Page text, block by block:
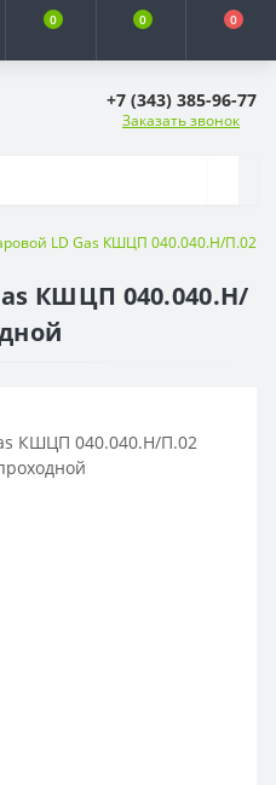
0 0 0
+7 (343) 385-96-77
Заказать звонок
LD Gas КШЦП 040.040.Н/П.02
КШЦП 040.040.Н/